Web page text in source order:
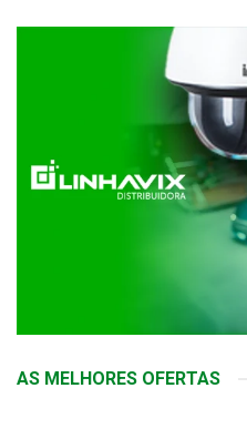
AS MELHORES OFERTAS